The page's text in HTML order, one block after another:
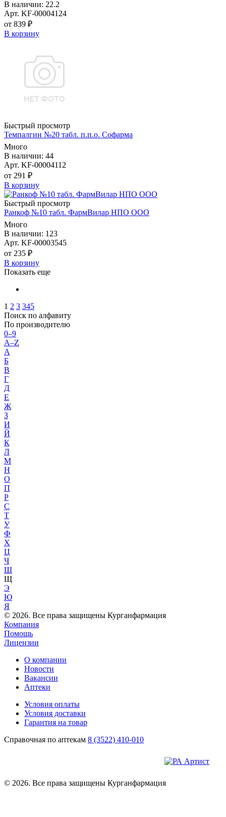
В наличии: 22.2
Арт. KF-00004124
от 839 ₽
В корзину
Быстрый просмотр
Темпалгин №20 табл. п.п.о. Софарма
Много
В наличии: 44
Арт. KF-00004112
от 291 ₽
В корзину
Быстрый просмотр
Ранкоф №10 табл. ФармВилар НПО ООО
Много
В наличии: 123
Арт. KF-00003545
от 235 ₽
В корзину
Показать еще
1 2 3 345
Поиск по алфавиту
По производителю
0–9
A–Z
А
Б
В
Г
Д
Е
Ж
З
И
Й
К
Л
М
Н
О
П
Р
С
Т
У
Ф
Х
Ц
Ч
Ш
Щ
Э
Ю
Я
© 2026. Все права защищены Курганфармация
Компания
Помощь
Лицензии
О компании
Новости
Вакансии
Аптеки
Условия оплаты
Условия доставки
Гарантия на товар
Справочная по аптекам 8 (3522) 410-010
© 2026. Все права защищены Курганфармация